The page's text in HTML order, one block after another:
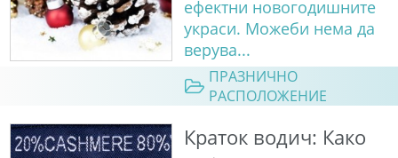
ефектни новогодишните
украси. Можеби нема да
верува...
ПРАЗНИЧНО
РАСПОЛОЖЕНИЕ
Краток водич: Како